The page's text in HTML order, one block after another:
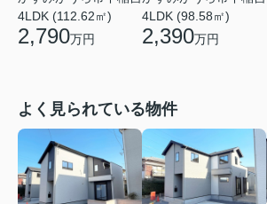
4LDK (112.62㎡)
2,790万円
4LDK (98.58㎡)
2,390万円
よく見られている物件